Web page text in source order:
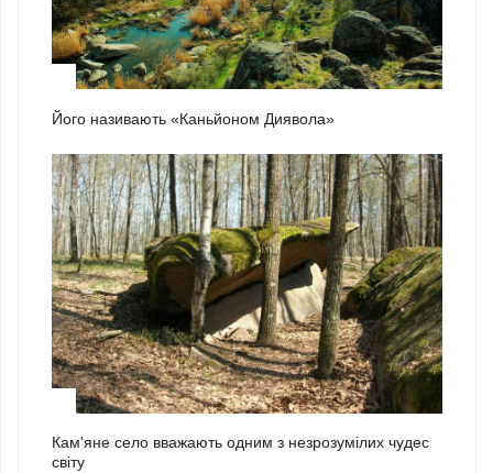
Його називають «Каньйоном Диявола»
Кам'яне село вважають одним з незрозумілих чудес
світу